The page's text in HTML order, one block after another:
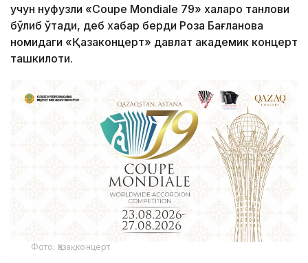
учун нуфузли «Coupe Mondiale 79» халқаро танлови
бўлиб ўтади, деб хабар берди Роза Бағланова
номидаги «Қазақконцерт» давлат академик концерт
ташкилоти.
Фото: Қазақконцерт